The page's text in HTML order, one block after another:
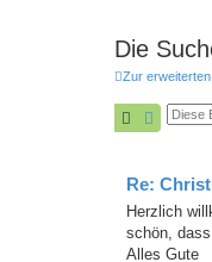
Die
Zur
Suche
Re:
Herzlich
schön,
Alles Gute